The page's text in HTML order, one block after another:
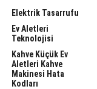
Elektrik Tasarrufu
Ev Aletleri
Teknolojisi
Kahve Küçük Ev
Aletleri Kahve
Makinesi Hata
Kodları